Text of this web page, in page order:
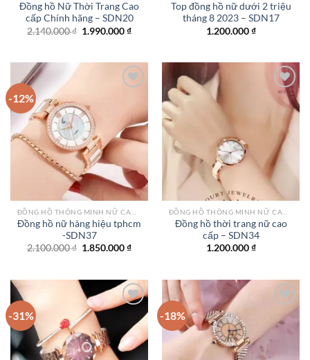
Đồng hồ Nữ Thời Trang Cao
cấp Chính hãng – SDN20
2.140.000₫ Giá
1.990.000₫Giá
1.990.000 ₫.
Top đồng hồ nữ dưới 2 triệu
tháng 8 2023 – SDN17
1.200.000₫
-12%
Add to
wishlist
Đồng hồ nữ hàng hiệu tphcm
-SDN37
2.100.000₫ Giá
1.850.000₫Giá
1.850.000 ₫.
Add to
wishlist
Đồng hồ thời trang nữ cao
cấp – SDN34
1.200.000₫
-31%
Add to
wishlist
-18%
Add to